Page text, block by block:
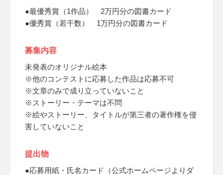
●最優秀賞（1作品） 2万円分の図書カード
●優秀賞（若干数） 1万円分の図書カード
募集内容
未発表のオリジナル絵本
※他のコンテストに応募した作品は応募不可
※文章のみで成り立っていないこと
※ストーリー・テーマは不問
※絵やストーリー、タイトルが第三者の著作権を侵
害していないこと
提出物
●応募用紙・氏名カード（公式ホームページよりダ